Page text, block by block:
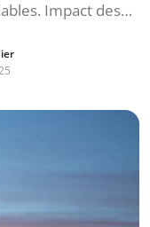
Impact des…